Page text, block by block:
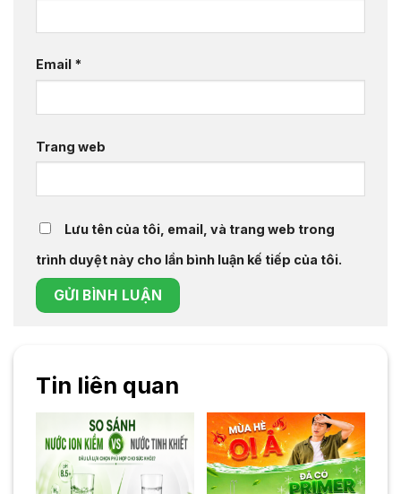
Email *
Trang web
Lưu tên của tôi, email, và trang web trong
trình duyệt này cho lần bình luận kế tiếp của tôi.
Tin liên quan